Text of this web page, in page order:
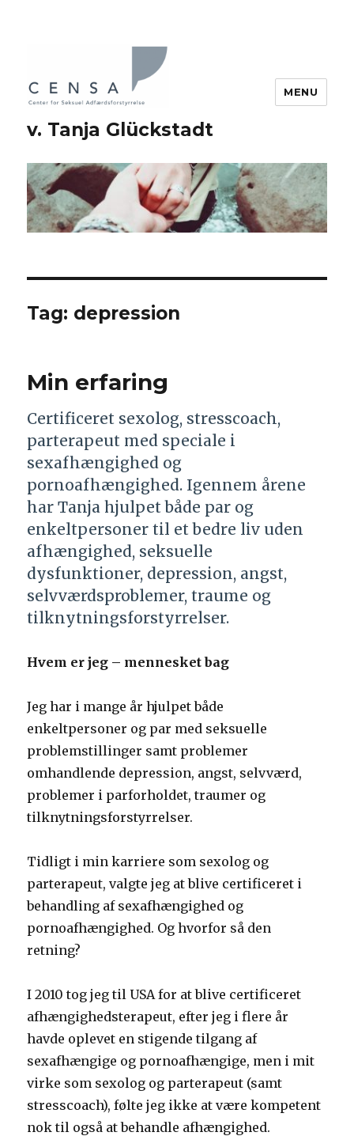
v. Tanja Glückstadt
MENU
Tag: depression
Min erfaring
Certificeret sexolog, stresscoach,
parterapeut med speciale i
sexafhængighed og
pornoafhængighed. Igennem årene
har Tanja hjulpet både par og
enkeltpersoner til et bedre liv uden
afhængighed, seksuelle
dysfunktioner, depression, angst,
selvværdsproblemer, traume og
tilknytningsforstyrrelser.
Hvem er jeg – mennesket bag
Jeg har i mange år hjulpet både
enkeltpersoner og par med seksuelle
problemstillinger samt problemer
omhandlende depression, angst, selvværd,
problemer i parforholdet, traumer og
tilknytningsforstyrrelser.
Tidligt i min karriere som sexolog og
parterapeut, valgte jeg at blive certificeret i
behandling af sexafhængighed og
pornoafhængighed. Og hvorfor så den
retning?
I 2010 tog jeg til USA for at blive certificeret
afhængighedsterapeut, efter jeg i flere år
havde oplevet en stigende tilgang af
sexafhængige og pornoafhængige, men i mit
virke som sexolog og parterapeut (samt
stresscoach), følte jeg ikke at være kompetent
nok til også at behandle afhængighed.